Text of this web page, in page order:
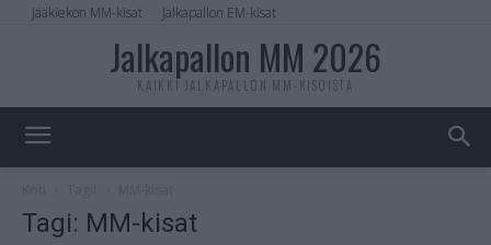
Jääkiekon MM-kisat Jalkapallon EM-kisat
Jalkapallon MM 2026
KAIKKI JALKAPALLON MM-KISOISTA
Tagi: MM-kisat